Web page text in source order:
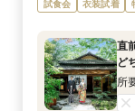
試食会 衣装試着
直
ど
所